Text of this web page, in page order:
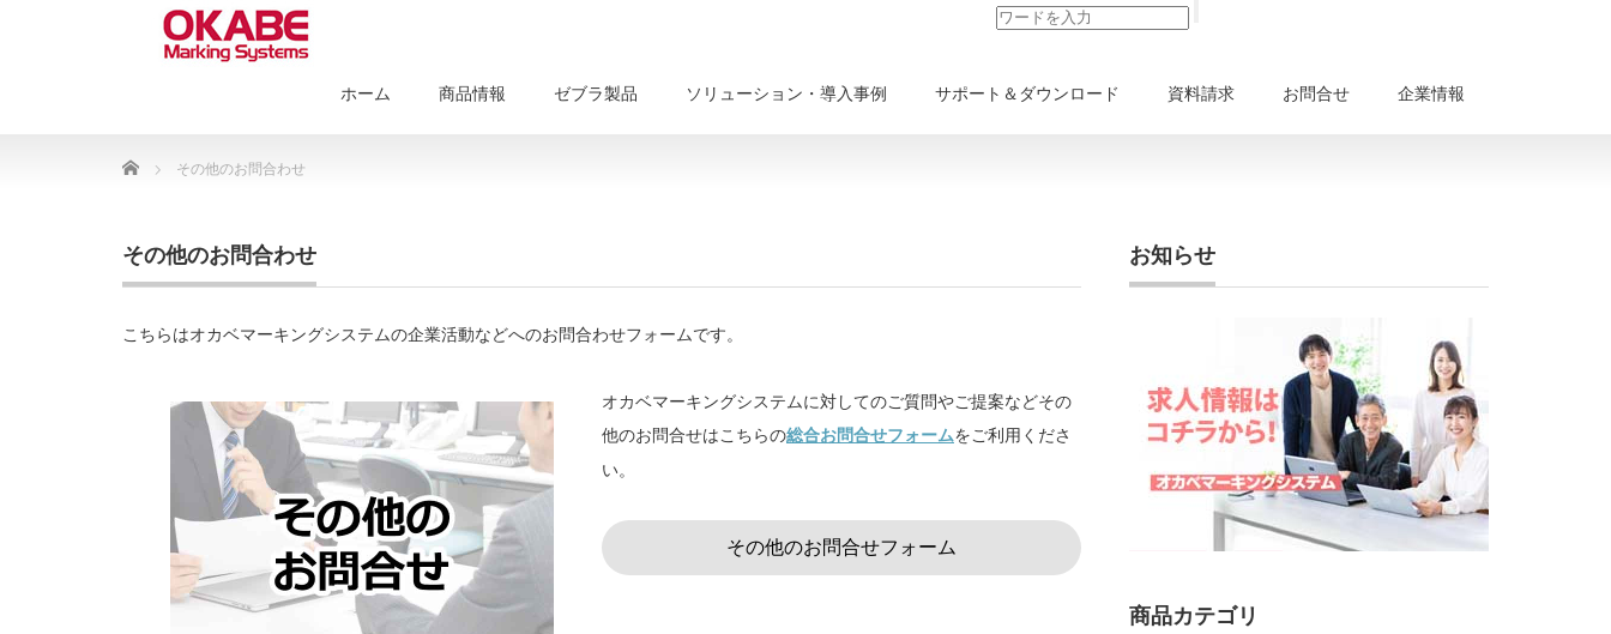
ホーム 商品情報 ゼブラ製品 ソリューション・導入事例 サポート＆ダウンロード 資料請求 お問合せ 企業情報
Home その他のお問合わせ
その他のお問合わせ
こちらはオカベマーキングシステムの企業活動などへのお問合わせフォームです。
オカベマーキングシステムに対してのご質問やご提案などその
他のお問合せはこちらの総合お問合せフォームをご利用くださ
い。
その他のお問合せフォーム
お知らせ
商品カテゴリ